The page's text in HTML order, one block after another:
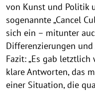
von Kunst und Politik
sogenannte „Cancel
sich ein – mitunter
Differenzierungen
Fazit: „Es gab
klare Antworten, das
einer Situation, die